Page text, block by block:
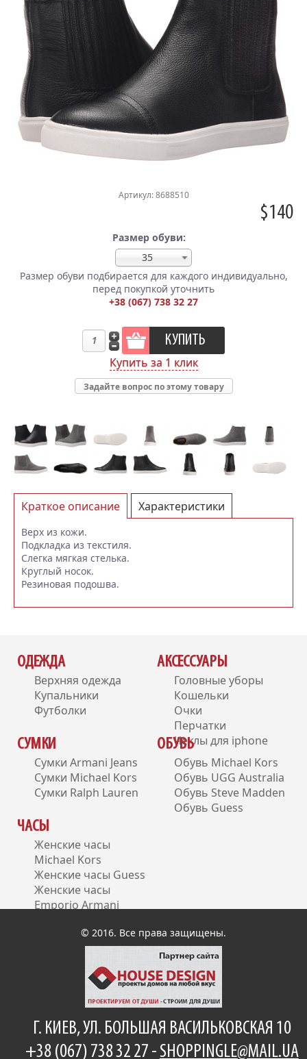
Артикул: 8688510
$140
Размер обуви:
35
Размер обуви подбирается для каждого индивидуально,
перед покупкой уточнить
+38 (067) 738 32 27
Купить за 1 клик
Задайте вопрос по этому товару
Краткое описание
Верх из кожи.
Подкладка из текстиля.
Слегка мягкая стелька.
Круглый носок.
Резиновая подошва.
Характеристики
Отзывы (0)
ОДЕЖДА
Верхняя одежда
Купальники
Футболки
АКСЕССУАРЫ
Головные уборы
Кошельки
Очки
Перчатки
Чехлы для iphone
СУМКИ
Сумки Armani Jeans
Сумки Michael Kors
Сумки Ralph Lauren
ОБУВЬ
Обувь Michael Kors
Обувь UGG Australia
Обувь Steve Madden
Обувь Guess
ЧАСЫ
Женские часы
Michael Kors
Женские часы Guess
Женские часы
Emporio Armani
© 2016. Все права защищены.
Г. КИЕВ, УЛ. БОЛЬШАЯ ВАСИЛЬКОВСКАЯ 10
+38 (067) 738 32 27 - SHOPPINGLE@MAIL.UA